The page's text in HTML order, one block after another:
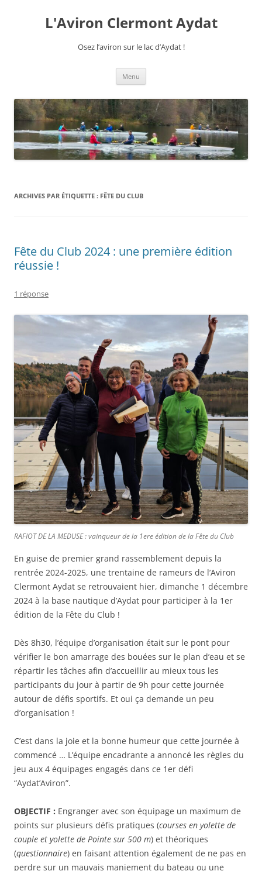
L'Aviron Clermont Aydat
Osez l’aviron sur le lac d’Aydat !
Menu
ARCHIVES PAR ÉTIQUETTE : FÊTE DU CLUB
Fête du Club 2024 : une première édition
réussie !
1 réponse
RAFIOT DE LA MEDUSE : vainqueur de la 1ere édition de la Fête du Club
En guise de premier grand rassemblement depuis la
rentrée 2024-2025, une trentaine de rameurs de l’Aviron
Clermont Aydat se retrouvaient hier, dimanche 1 décembre
2024 à la base nautique d’Aydat pour participer à la 1er
édition de la Fête du Club !
Dès 8h30, l’équipe d’organisation était sur le pont pour
vérifier le bon amarrage des bouées sur le plan d’eau et se
répartir les tâches afin d’accueillir au mieux tous les
participants du jour à partir de 9h pour cette journée
autour de défis sportifs. Et oui ça demande un peu
d’organisation !
C’est dans la joie et la bonne humeur que cette journée à
commencé … L’équipe encadrante a annoncé les règles du
jeu aux 4 équipages engagés dans ce 1er défi
“Aydat’Aviron”.
OBJECTIF : Engranger avec son équipage un maximum de
points sur plusieurs défis pratiques (courses en yolette de
couple et yolette de Pointe sur 500 m) et théoriques
(questionnaire) en faisant attention également de ne pas en
perdre sur un mauvais maniement du bateau ou une